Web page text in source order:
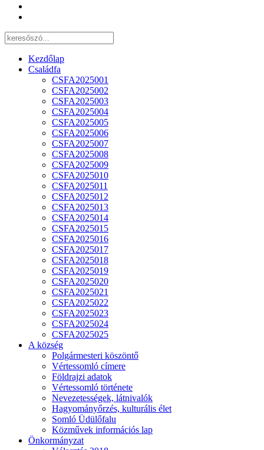
Kezdőlap
Családfa
CSFA2025001
CSFA2025002
CSFA2025003
CSFA2025004
CSFA2025005
CSFA2025006
CSFA2025007
CSFA2025008
CSFA2025009
CSFA2025010
CSFA2025011
CSFA2025012
CSFA2025013
CSFA2025014
CSFA2025015
CSFA2025016
CSFA2025017
CSFA2025018
CSFA2025019
CSFA2025020
CSFA2025021
CSFA2025022
CSFA2025023
CSFA2025024
CSFA2025025
A község
Polgármesteri köszöntő
Vértessomló címere
Földrajzi adatok
Vértessomló története
Nevezetességek, látnivalók
Hagyományőrzés, kulturális élet
Somló Üdülőfalu
Közművek információs lap
Önkormányzat